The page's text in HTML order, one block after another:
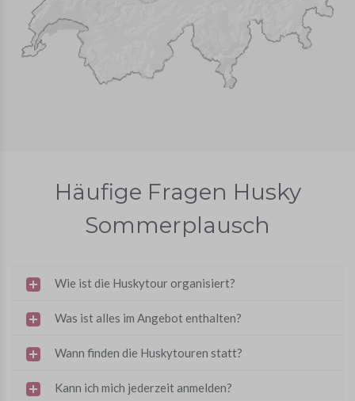
Häufige Fragen Husky
Sommerplausch
Wie ist die Huskytour organisiert?
Was ist alles im Angebot enthalten?
Wann finden die Huskytouren statt?
Kann ich mich jederzeit anmelden?